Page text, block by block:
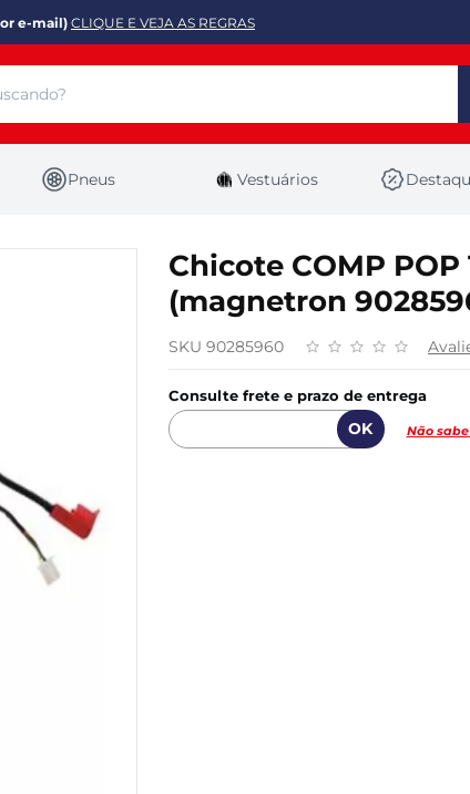
e-mail) CLIQUE E VEJA AS REGRAS
Pneus Vestuários
Chicote COMP POP
(magnetron
SKU 90285960
Consulte frete e prazo de entrega
Não sabe